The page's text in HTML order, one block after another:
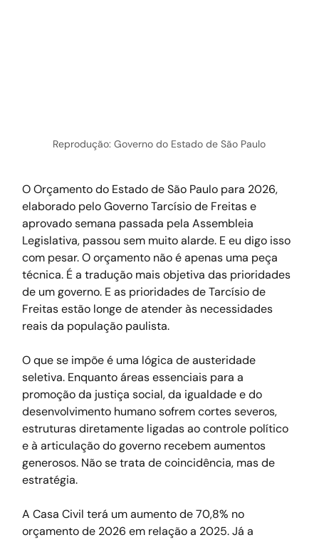
Reprodução: Governo do Estado de São Paulo
O Orçamento do Estado de São Paulo para 2026,
elaborado pelo Governo Tarcísio de Freitas e
aprovado semana passada pela Assembleia
Legislativa, passou sem muito alarde. E eu digo isso
com pesar. O orçamento não é apenas uma peça
técnica. É a tradução mais objetiva das prioridades
de um governo. E as prioridades de Tarcísio de
Freitas estão longe de atender às necessidades
reais da população paulista.
O que se impõe é uma lógica de austeridade
seletiva. Enquanto áreas essenciais para a
promoção da justiça social, da igualdade e do
desenvolvimento humano sofrem cortes severos,
estruturas diretamente ligadas ao controle político
e à articulação do governo recebem aumentos
generosos. Não se trata de coincidência, mas de
estratégia.
A Casa Civil terá um aumento de 70,8% no
orçamento de 2026 em relação a 2025. Já a